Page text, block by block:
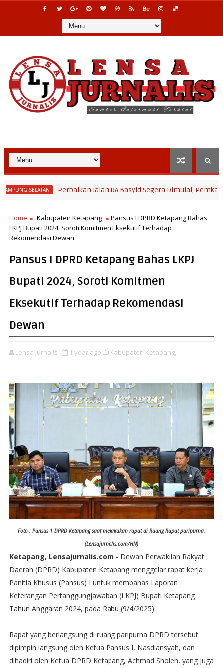
Perbaikan Jalan RA Basyid Segera Dimulai, Pemkab
Home Kabupaten Ketapang
Pansus I DPRD Ketapang Bahas
LKPJ Bupati 2024, Soroti Komitmen Eksekutif Terhadap
Rekomendasi Dewan
Pansus I DPRD Ketapang Bahas LKPJ
Bupati 2024, Soroti Komitmen
Eksekutif Terhadap Rekomendasi
Dewan
Lensa Jurnalis 1 year ago Kabupaten Ketapang,
Foto : Pansus 1 DPRD Ketapang saat melakukan rapat di Ruang Rapat paripurna.
(Lensajurnalis.com/HN)
Ketapang, Lensajurnalis.com - Dewan Perwakilan Rakyat
Daerah (DPRD) Kabupaten Ketapang menggelar rapat kerja
Panitia Khusus (Pansus) I untuk membahas Laporan
Keterangan Pertanggungjawaban (LKPJ) Bupati Ketapang
Tahun Anggaran 2024, pada Rabu (9/4/2025).
Rapat yang berlangsung di ruang paripurna DPRD tersebut
dipimpin langsung oleh Ketua Pansus I, Nasdiansyah, dan
dihadiri oleh Ketua DPRD Ketapang, Achmad Sholeh, yang juga